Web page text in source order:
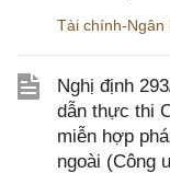
Tài chính-Ngân
Nghị định
dẫn thực thi
miễn hợp
ngoài (Công